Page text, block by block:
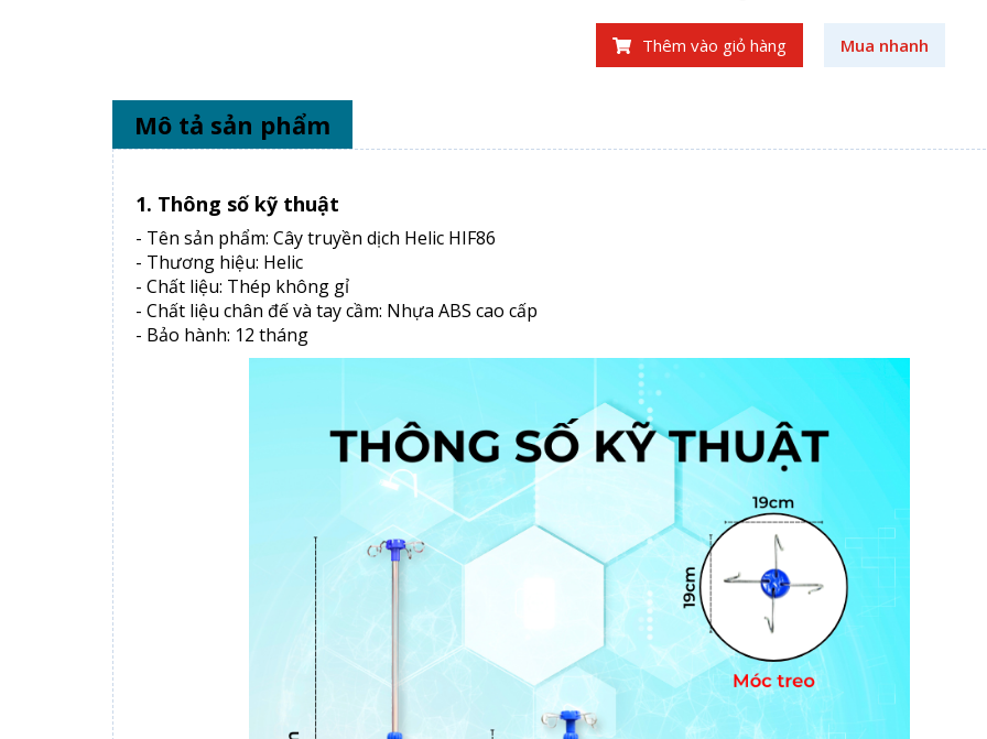
Thêm vào giỏ hàng Mua nhanh
Mô tả sản phẩm
1. Thông số kỹ thuật
- Tên sản phẩm: Cây truyền dịch Helic HIF86
- Thương hiệu: Helic
- Chất liệu: Thép không gỉ
- Chất liệu chân đế và tay cầm: Nhựa ABS cao cấp
- Bảo hành: 12 tháng